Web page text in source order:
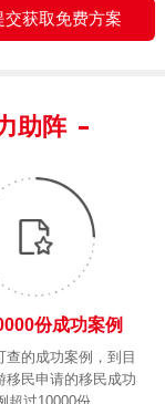
助阵
份成功案例
查的成功案例，到目
移民申请的移民成功